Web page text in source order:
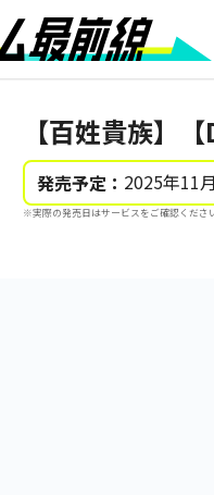
【百姓貴族】
発売予定： 2025年11
※実際の発売日はサービスをご確認ください